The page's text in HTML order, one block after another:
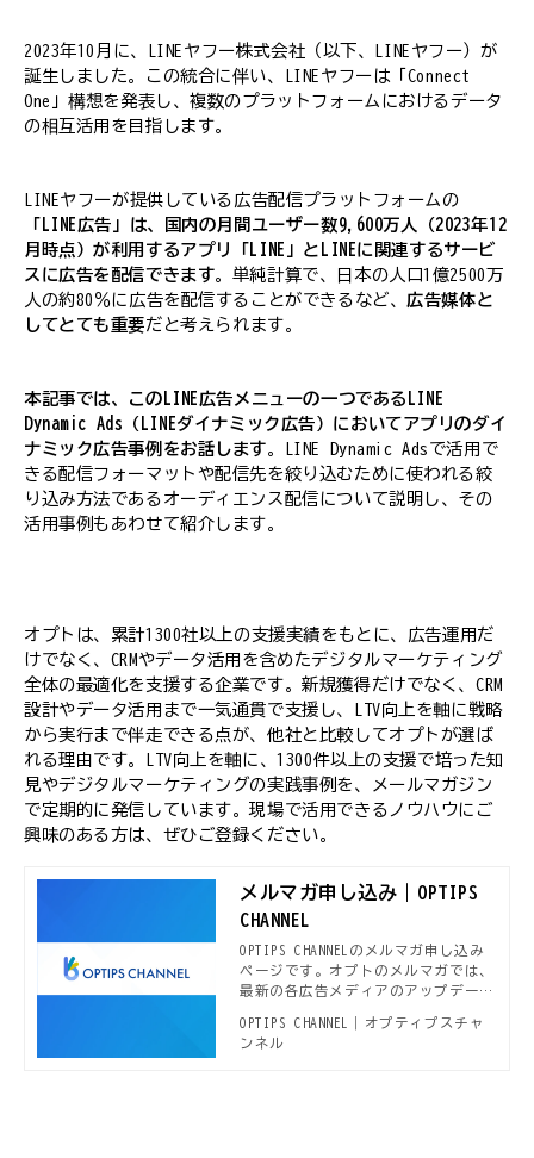
2023年10月に、LINEヤフー株式会社（以下、LINEヤフー）が
誕生しました。この統合に伴い、LINEヤフーは「Connect
One」構想を発表し、複数のプラットフォームにおけるデータ
の相互活用を目指します。
LINEヤフーが提供している広告配信プラットフォームの
「LINE広告」は、国内の月間ユーザー数9,600万人（2023年12
月時点）が利用するアプリ「LINE」とLINEに関連するサービ
スに広告を配信できます。単純計算で、日本の人口1億2500万
人の約80％に広告を配信することができるなど、 広告媒体と
してとても重要だと考えられます。
本記事では、このLINE広告メニューの一つであるLINE
Dynamic Ads（LINEダイナミック広告）においてアプリのダイ
ナミック広告事例をお話します。LINE Dynamic Adsで活用で
きる配信フォーマットや配信先を絞り込むために使われる絞
り込み方法であるオーディエンス配信について説明し、その
活用事例もあわせて紹介します。
オプトは、累計1300社以上の支援実績をもとに、広告運用だ
けでなく、CRMやデータ活用を含めたデジタルマーケティング
全体の最適化を支援する企業です。新規獲得だけでなく、CRM
設計やデータ活用まで一気通貫で支援し、LTV向上を軸に戦略
から実行まで伴走できる点が、他社と比較してオプトが選ば
れる理由です。LTV向上を軸に、1300件以上の支援で培った知
見やデジタルマーケティングの実践事例を、メールマガジン
で定期的に発信しています。現場で活用できるノウハウにご
興味のある方は、ぜひご登録ください。
メルマガ申し込み｜OPTIPS
CHANNEL
OPTIPS CHANNELのメルマガ申し込み
ページです。オプトのメルマガでは、
最新の各広告メディアのアップデート
れる新着デジタルマーケティング事
例、セミナー開催案内などデジタルマ
OPTIPS CHANNEL｜オプティプスチャ
ンネル